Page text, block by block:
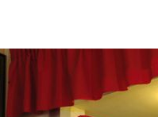
testé à un café à
nains à Tokyo